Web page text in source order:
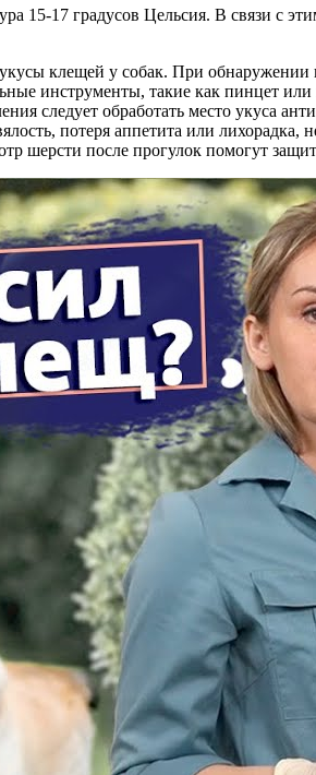
15-17 градусов Цельсия. В связи с
клещей у собак. При обнаружении
инструменты, такие как пинцет
следует обработать место укуса
потеря аппетита или
шерсти после прогулок помогут